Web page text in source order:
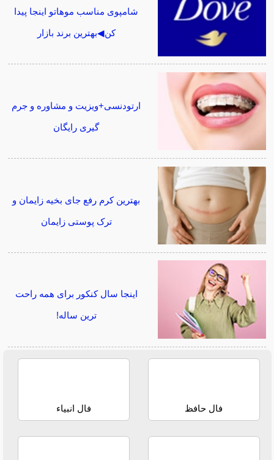
شامپوی مناسب موهاتو اینجا پیدا
کن◀بهترین برند بازار
ارتودنسی+ویزیت و مشاوره و جرم
گیری رایگان
بهترین کرم رفع جای بخیه زایمان و
ترک پوستی زایمان
اینجا سال کنکور برای همه راحت
ترین ساله!
فال حافظ فال انبیاء